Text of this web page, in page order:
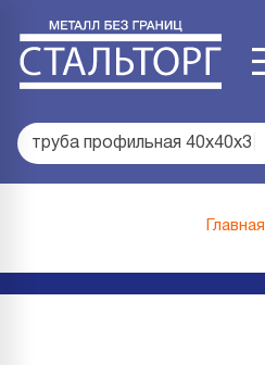
труба профильная 40х40х3
Главная